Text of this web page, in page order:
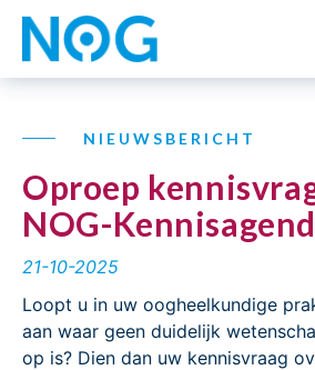
NIEUWSBERICHT
Oproep
NOG-
21-10-2025
Loopt u in uw oogheelkundige
aan waar geen duidelijk
op is? Dien dan uw kennisvraag